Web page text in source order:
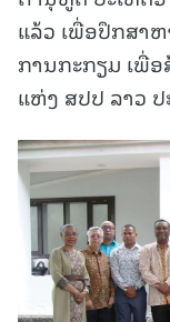
ແລ້ວ ເພື່ອປຶກສາ
ການກະກຽມ ເພື່
ແຫ່ງ ສປປ ລາວ ປ